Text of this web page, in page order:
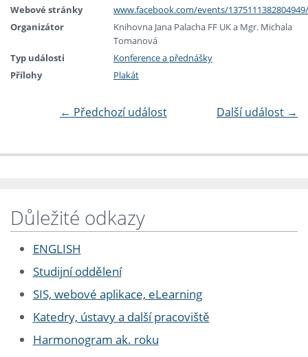
Webové stránky
www.facebook.com/events/1375111382804949/
Organizátor
Knihovna Jana Palacha FF UK a Mgr. Michala
Tomanová
Typ události
Konference a přednášky
Přílohy
Plakát
← Předchozí událost Další událost →
Důležité odkazy
ENGLISH
Studijní oddělení
SIS, webové aplikace, eLearning
Katedry, ústavy a další pracoviště
Harmonogram ak. roku